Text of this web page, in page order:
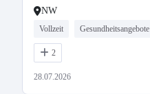
NW
Vollzeit Gesundheitsangebote
2
28.07.2026